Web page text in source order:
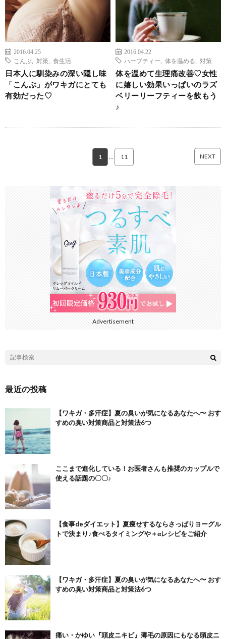
2016.04.25
こんぶ
対策 食生活
日本人に馴染みの深い隠し味
「こんぶ」がワキガにとても
有効だった♡
2016.04.22
ハーブティー
体を温める 対策
体を温めて生理痛改善♡女性
に嬉しい効果いっぱいのラズ
ベリーリーフティーを飲もう
♪
1 11 NEXT
Advertisement
最近の投稿
【ワキガ・多汗症】夏の臭いが気になるあなたへ〜 おす
すめの臭い対策商品と対策法6つ
ここまで進化している！お医者さんも推奨のカップルで
使える話題の〇〇♪
【食事deダイエット】夏痩せするならさっぱりヨーグル
トで決まり♪食べるタイミングや＋αレシピをご紹介
【ワキガ・多汗症】夏の臭いが気になるあなたへ〜 おす
すめの臭い対策商品と対策法6つ
痛い・かゆい『頭皮ニキビ』薄毛の原因にもなる頭皮ニ